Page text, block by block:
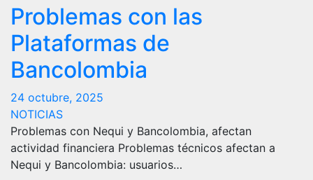
Problemas con las
Plataformas de
Bancolombia
24 octubre, 2025
NOTICIAS
Problemas con Nequi y Bancolombia, afectan
actividad financiera Problemas técnicos afectan a
Nequi y Bancolombia: usuarios…